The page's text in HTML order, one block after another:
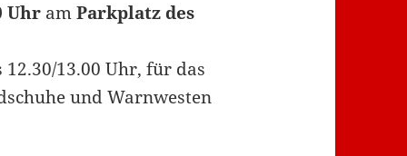
Uhr amParkplatz des
13.00 Uhr, für das
und Warnwesten